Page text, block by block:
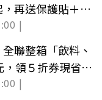
再送保護貼＋鏡
|
聯整箱「飲料、
領５折券現省
|